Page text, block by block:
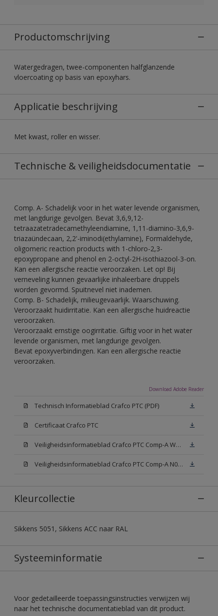
Productomschrijving
Watergedragen, twee-componenten halfglanzende
vloercoating op basis van epoxyhars.
Applicatie beschrijving
Met kwast, roller en wisser.
Technische & veiligheidsdocumentatie
Comp. A- Schadelijk voor in het water levende organismen,
met langdurige gevolgen. Bevat 3,6,9,12-
tetraazatetradecamethyleendiamine, 1,11-diamino-3,6,9-
triazaündecaan, 2,2'-iminodi(ethylamine), Formaldehyde,
oligomeric reaction products with 1-chloro-2,3-
epoxypropane and phenol en 2-octyl-2H-isothiazool-3-on.
Kan een allergische reactie veroorzaken. Let op! Bij
verneveling kunnen gevaarlijke inhaleerbare druppels
worden gevormd. Spuitnevel niet inademen.
Comp. B- Schadelijk, milieugevaarlijk. Waarschuwing.
Veroorzaakt huidirritatie. Kan een allergische huidreactie
veroorzaken.
Veroorzaakt ernstige oogirritatie. Giftig voor in het water
levende organismen, met langdurige gevolgen.
Bevat epoxyverbindingen. Kan een allergische reactie
veroorzaken.
Download Adobe Reader
Technisch Informatieblad Crafco PTC (PDF)
Certificaat Crafco PTC
Veiligheidsinformatieblad Crafco PTC Comp-A W05 (MSDS)
Veiligheidsinformatieblad Crafco PTC Comp-A N00 (MSDS)
Kleurcollectie
Sikkens 5051, Sikkens ACC naar RAL
Systeeminformatie
Voor gedetailleerde toepassingsinstructies verwijzen wij
naar het technische documentatieblad van dit product.